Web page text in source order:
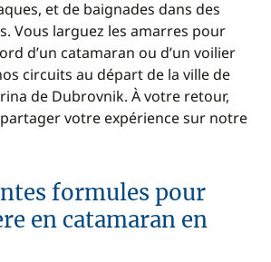
et de baignades dans des
Vous larguez les amarres pour
d’un catamaran ou d’un voilier
circuits au départ de la ville de
de Dubrovnik. À votre retour,
partager votre expérience sur notre
formules pour
en catamaran en